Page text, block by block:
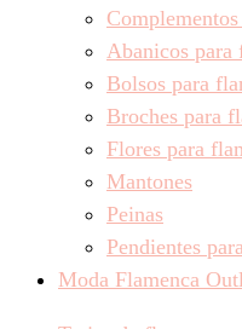
Abanicos para
Bolsos para
Broches para
Flores para
Mantones
Peinas
Pendientes
Moda Flamenca